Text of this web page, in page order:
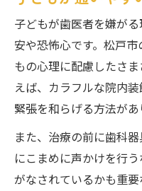
子どもが歯医者を嫌が
安や恐怖心です。松戸
もの心理に配慮したさ
えば、カラフルな院内
緊張を和らげる方法があ
また、治療の前に歯科
にこまめに声かけを行
がなされているかも重